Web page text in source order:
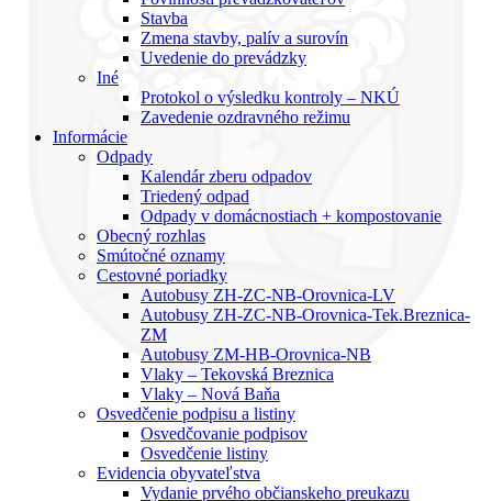
Stavba
Zmena stavby, palív a surovín
Uvedenie do prevádzky
Iné
Protokol o výsledku kontroly – NKÚ
Zavedenie ozdravného režimu
Informácie
Odpady
Kalendár zberu odpadov
Triedený odpad
Odpady v domácnostiach + kompostovanie
Obecný rozhlas
Smútočné oznamy
Cestovné poriadky
Autobusy ZH-ZC-NB-Orovnica-LV
Autobusy ZH-ZC-NB-Orovnica-Tek.Breznica-
ZM
Autobusy ZM-HB-Orovnica-NB
Vlaky – Tekovská Breznica
Vlaky – Nová Baňa
Osvedčenie podpisu a listiny
Osvedčovanie podpisov
Osvedčenie listiny
Evidencia obyvateľstva
Vydanie prvého občianskeho preukazu